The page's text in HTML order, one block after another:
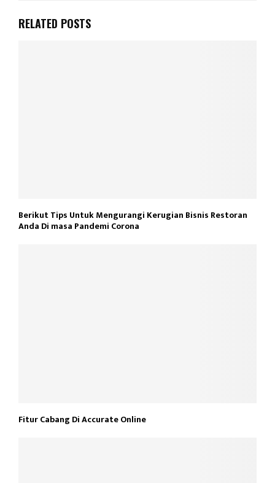
RELATED POSTS
Berikut Tips Untuk Mengurangi Kerugian Bisnis Restoran
Anda Di masa Pandemi Corona
Fitur Cabang Di Accurate Online